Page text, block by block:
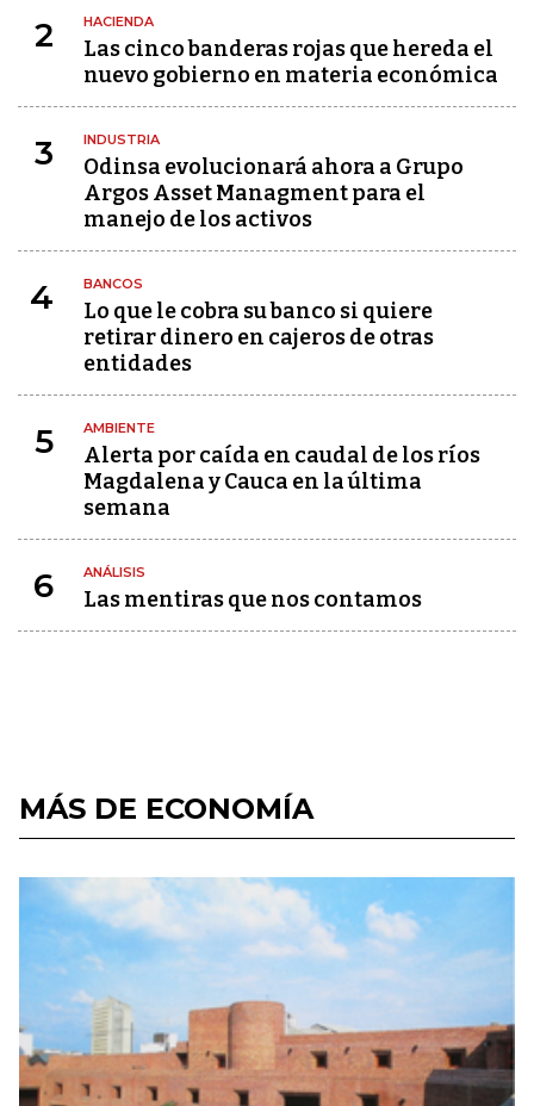
2 HACIENDA
Las cinco banderas rojas que hereda el
nuevo gobierno en materia económica
3 INDUSTRIA
Odinsa evolucionará ahora a Grupo
Argos Asset Managment para el
manejo de los activos
4 BANCOS
Lo que le cobra su banco si quiere
retirar dinero en cajeros de otras
entidades
5 AMBIENTE
Alerta por caída en caudal de los ríos
Magdalena y Cauca en la última
semana
6 ANÁLISIS
Las mentiras que nos contamos
MÁS DE ECONOMÍA